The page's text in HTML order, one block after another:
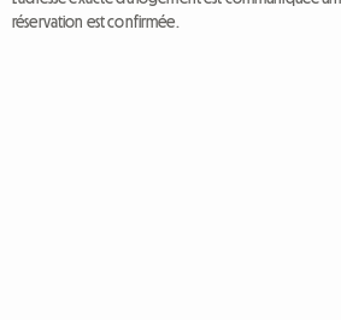
réservation est confirmée.